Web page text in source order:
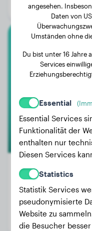
Geschlecht:
Gewicht:
Alter:
Geschlecht:
angesehen.
Daten von
Umständen ohne
Du bist unter 16 Jahre
Services
Essential
Essential Services
Funktionalität der
enthalten nur
Diesen Services
Statistics
Statistik Services
pseudonymisierte
Website zu
die Besucher